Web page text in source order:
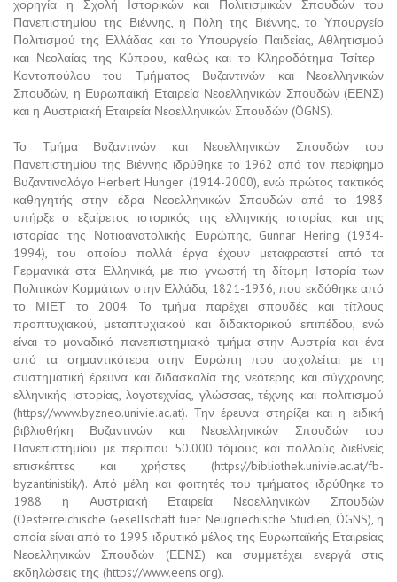
χορηγία η Σχολή Ιστορικών και Πολιτισμικών Σπουδών του
Πανεπιστημίου της Βιέννης, η Πόλη της Βιέννης, το Υπουργείο
Πολιτισμού της Ελλάδας και το Υπουργείο Παιδείας, Αθλητισμού
και Νεολαίας της Κύπρου, καθώς και το Κληροδότημα Τσίτερ–
Κοντοπούλου του Τμήματος Βυζαντινών και Νεοελληνικών
Σπουδών, η Ευρωπαϊκή Εταιρεία Νεοελληνικών Σπουδών (ΕΕΝΣ)
και η Αυστριακή Εταιρεία Νεοελληνικών Σπουδών (ÖGNS).
Το Τμήμα Βυζαντινών και Νεοελληνικών Σπουδών του
Πανεπιστημίου της Βιέννης ιδρύθηκε το 1962 από τον περίφημο
Βυζαντινολόγο Herbert Hunger (1914-2000), ενώ πρώτος τακτικός
καθηγητής στην έδρα Νεοελληνικών Σπουδών από το 1983
υπήρξε ο εξαίρετος ιστορικός της ελληνικής ιστορίας και της
ιστορίας της Νοτιοανατολικής Ευρώπης, Gunnar Hering (1934-
1994), του οποίου πολλά έργα έχουν μεταφραστεί από τα
Γερμανικά στα Ελληνικά, με πιο γνωστή τη δίτομη Ιστορία των
Πολιτικών Κομμάτων στην Ελλάδα, 1821-1936, που εκδόθηκε από
το ΜΙΕΤ το 2004. To τμήμα παρέχει σπουδές και τίτλους
προπτυχιακού, μεταπτυχιακού και διδακτορικού επιπέδου, ενώ
είναι το μοναδικό πανεπιστημιακό τμήμα στην Αυστρία και ένα
από τα σημαντικότερα στην Ευρώπη που ασχολείται με τη
συστηματική έρευνα και διδασκαλία της νεότερης και σύγχρονης
ελληνικής ιστορίας, λογοτεχνίας, γλώσσας, τέχνης και πολιτισμού
(https://www.byzneo.univie.ac.at). Την έρευνα στηρίζει και η ειδική
βιβλιοθήκη Βυζαντινών και Νεοελληνικών Σπουδών του
Πανεπιστημίου με περίπου 50.000 τόμους και πολλούς διεθνείς
επισκέπτες και χρήστες (https://bibliothek.univie.ac.at/fb-
byzantinistik/). Από μέλη και φοιτητές του τμήματος ιδρύθηκε το
1988 η Αυστριακή Εταιρεία Νεοελληνικών Σπουδών
(Oesterreichische Gesellschaft fuer Neugriechische Studien, ÖGNS), η
οποία είναι από το 1995 ιδρυτικό μέλος της Ευρωπαϊκής Εταιρείας
Νεοελληνικών Σπουδών (ΕΕΝΣ) και συμμετέχει ενεργά στις
εκδηλώσεις της (https://www.eens.org).